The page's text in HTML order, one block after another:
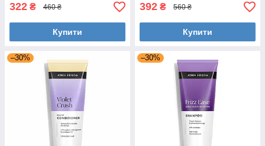
322 ₴ 460 ₴
Купити
392 ₴ 560 ₴
Купити
–30% –30%